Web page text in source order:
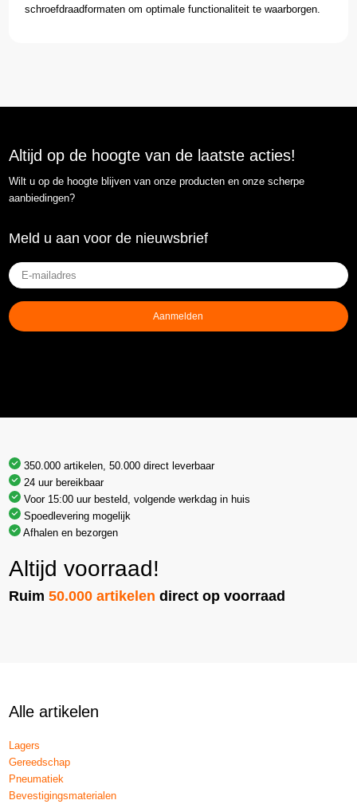
schroefdraadformaten om optimale functionaliteit te waarborgen.
Altijd op de hoogte van de laatste acties!
Wilt u op de hoogte blijven van onze producten en onze scherpe
aanbiedingen?
Meld u aan voor de nieuwsbrief
E-
mailadres(Vereist)
Aanmelden
350.000 artikelen, 50.000 direct leverbaar
24 uur bereikbaar
Voor 15:00 uur besteld, volgende werkdag in huis
Spoedlevering mogelijk
Afhalen en bezorgen
Altijd voorraad!
Ruim50.000 artikelen direct op voorraad
Alle artikelen
Lagers
Gereedschap
Pneumatiek
Bevestigingsmaterialen